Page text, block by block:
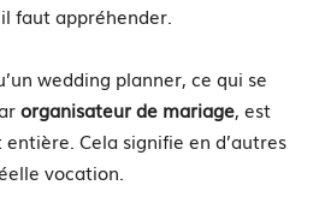
faut appréhender.
wedding planner, ce qui se
organisateur de mariage, est
Cela signifie en d’autres
vocation.